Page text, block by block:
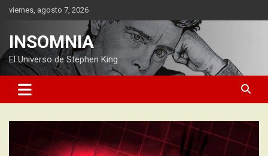
Saltarviernes, agosto 7, 2026
INSOMNIA
El Universo de Stephen King